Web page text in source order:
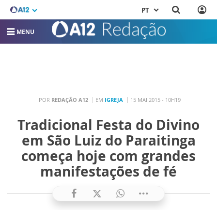
PT
MENU
POR REDAÇÃO A12 EM IGREJA 15 MAI 2015 - 10H19
Tradicional Festa do Divino
em São Luiz do Paraitinga
começa hoje com grandes
manifestações de fé